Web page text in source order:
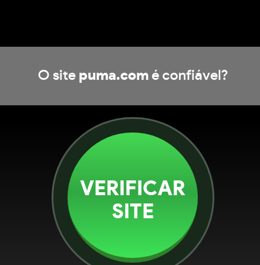
O site puma.comé confiável?
VERIFICAR
SITE